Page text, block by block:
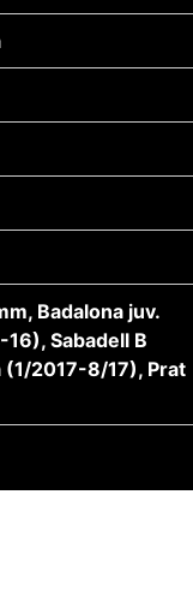
Badalona juv.
Sabadell B
2017-8/17), Prat
Necessàries
cookies no
són